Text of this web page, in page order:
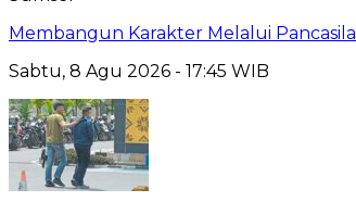
Membangun Karakter Melalui Pancasila
Sabtu, 8 Agu 2026 - 17:45 WIB